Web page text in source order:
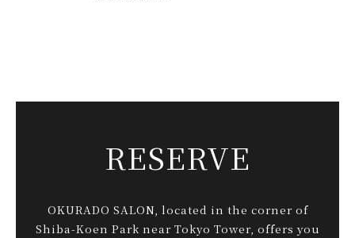
RESERVE
OKURADO SALON, located in the corner of
Shiba-Koen Park near Tokyo Tower, offers you